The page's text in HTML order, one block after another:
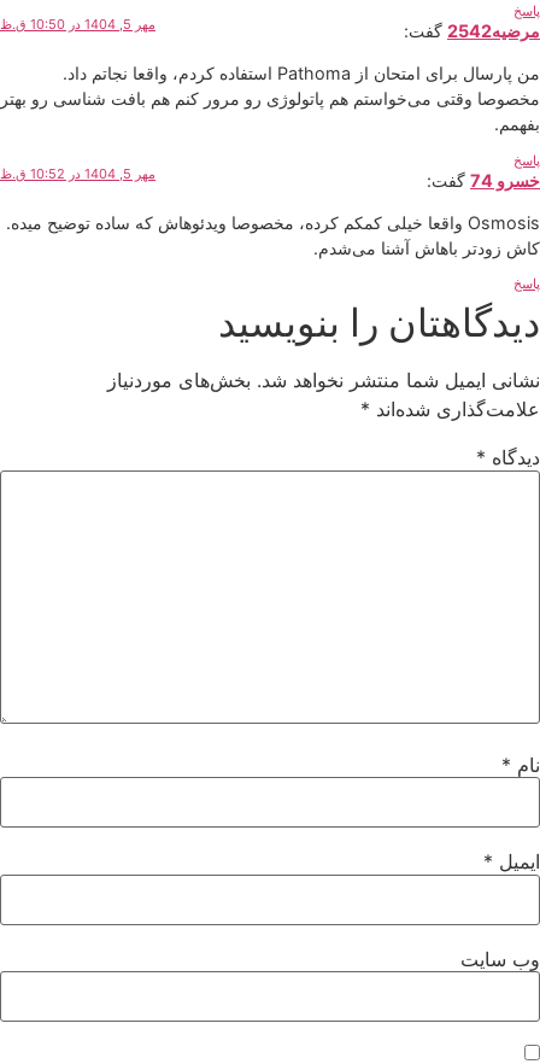
پاسخ
مرضیه2542 گفت: مهر 5, 1404 در 10:50 ق.ظ
من پارسال برای امتحان از Pathoma استفاده کردم، واقعا نجاتم داد.
مخصوصا وقتی می‌خواستم هم پاتولوژی رو مرور کنم هم بافت شناسی رو بهتر
بفهمم.
پاسخ
خسرو 74 گفت: مهر 5, 1404 در 10:52 ق.ظ
Osmosis واقعا خیلی کمکم کرده، مخصوصا ویدئوهاش که ساده توضیح میده.
کاش زودتر باهاش آشنا می‌شدم.
پاسخ
دیدگاهتان را بنویسید
نشانی ایمیل شما منتشر نخواهد شد. بخش‌های موردنیاز
علامت‌گذاری شده‌اند *
دیدگاه *
نام *
ایمیل *
وب‌ سایت